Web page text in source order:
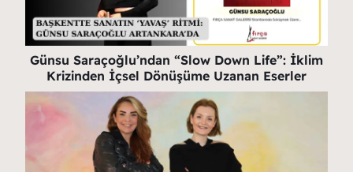
Günsu Saraçoğlu’ndan “Slow Down Life”: İklim
Krizinden İçsel Dönüşüme Uzanan Eserler